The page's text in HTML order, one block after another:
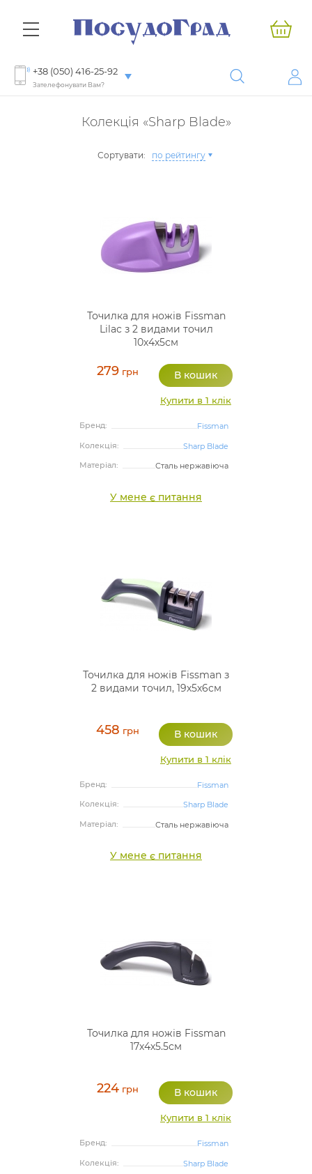
+38 (050) 416-25-92
Зателефонувати Вам?
Колекція «Sharp Blade»
Сортувати: по рейтингу
Точилка для ножів Fissman
Lilac з 2 видами точил
10х4х5см
279 грн
Купити в 1 клік
Бренд:
Fissman
Колекція:
Sharp Blade
Матеріал:
Сталь нержавіюча
У мене є питання
Точилка для ножів Fissman з
2 видами точил, 19х5х6см
458 грн
Купити в 1 клік
Бренд:
Fissman
Колекція:
Sharp Blade
Матеріал:
Сталь нержавіюча
У мене є питання
Точилка для ножів Fissman
17х4х5.5см
224 грн
Купити в 1 клік
Бренд:
Fissman
Колекція:
Sharp Blade